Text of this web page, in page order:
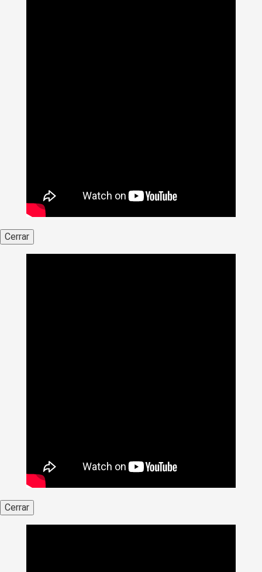
Cerrar
Cerrar